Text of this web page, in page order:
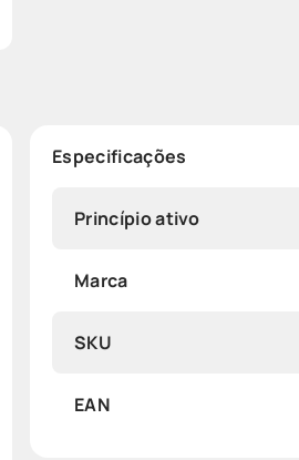
Especificações
Princípio ativo
Marca
SKU
EAN